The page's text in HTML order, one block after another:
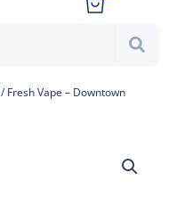
/ Fresh Vape – Downtown